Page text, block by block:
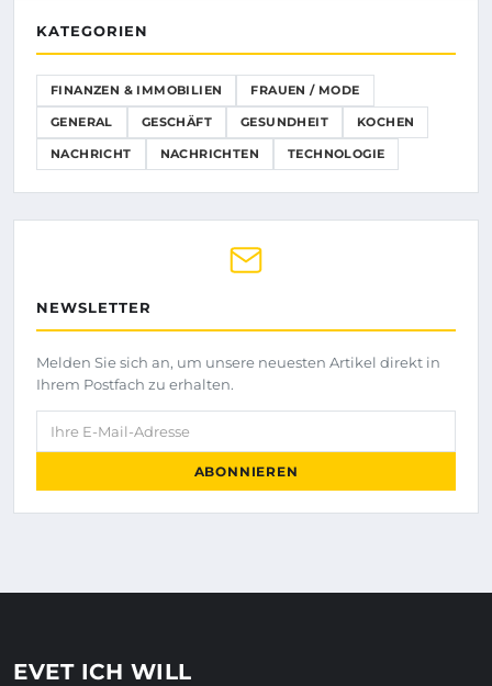
KATEGORIEN
FINANZEN & IMMOBILIEN FRAUEN / MODE
GENERAL GESCHÄFT GESUNDHEIT KOCHEN
NACHRICHT NACHRICHTEN TECHNOLOGIE
NEWSLETTER
Melden Sie sich an, um unsere neuesten Artikel direkt in
Ihrem Postfach zu erhalten.
Ihre E-Mail-Adresse
ABONNIEREN
EVET ICH WILL